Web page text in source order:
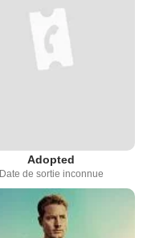
Adopted
Date de sortie inconnue